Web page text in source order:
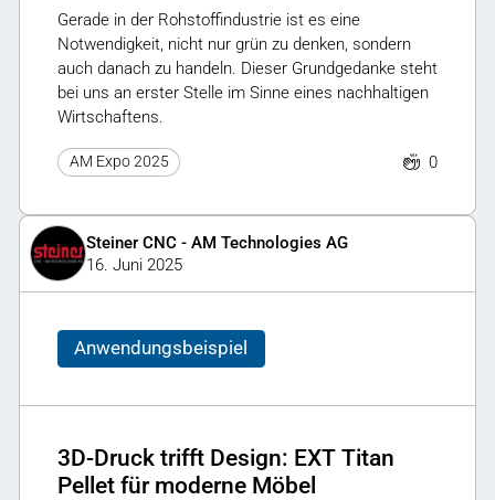
Gerade in der Rohstoffindustrie ist es eine
Notwendigkeit, nicht nur grün zu denken, sondern
auch danach zu handeln. Dieser Grundgedanke steht
bei uns an erster Stelle im Sinne eines nachhaltigen
Wirtschaftens.
AM Expo 2025 0
Steiner CNC - AM Technologies AG
16. Juni 2025
Anwendungsbeispiel
3D-Druck trifft Design: EXT Titan
Pellet für moderne Möbel